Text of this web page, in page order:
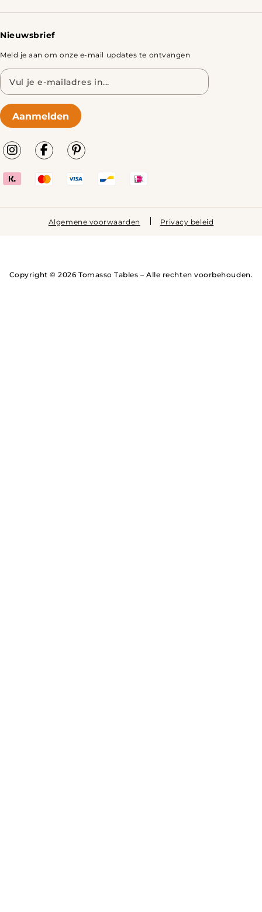
Nieuwsbrief
Meld je aan om onze e-mail updates te ontvangen
E-
mailadres
Aanmelden
Copyright © 2026 Tomasso Tables – Alle rechten voorbehouden.
Algemene voorwaarden Privacy beleid